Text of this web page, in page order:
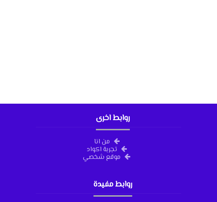
روابط اخرى
من انا
تجربة اكواد
موقع شخصي
روابط مفيدة